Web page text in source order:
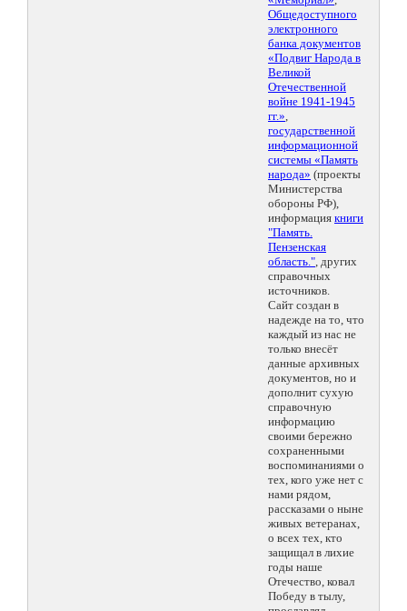
Общедоступного
электронного
банка документов
«Подвиг Народа в
Великой
Отечественной
войне 1941-1945
гг.»,
государственной
информационной
системы «Память
народа» (проекты
Министерства
обороны РФ),
информация книги
"Память.
Пензенская
область.", других
справочных
источников.
Сайт создан в
надежде на то, что
каждый из нас не
только внесёт
данные архивных
документов, но и
дополнит сухую
справочную
информацию
своими бережно
сохраненными
воспоминаниями о
тех, кого уже нет с
нами рядом,
рассказами о ныне
живых ветеранах,
о всех тех, кто
защищал в лихие
годы наше
Отечество, ковал
Победу в тылу,